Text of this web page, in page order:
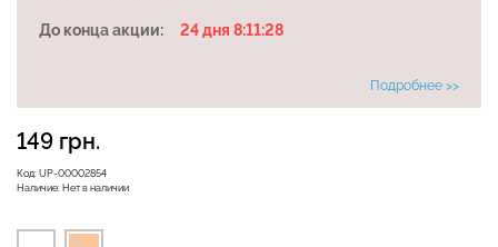
До конца акции: 24 дня 8:11:28
Подробнее >>
Код: UP-00002854
Наличие: Нет в наличии
149 грн.
талией TRACKS 01
384 грн.549 грн.
легкой коррекцией
369 грн.